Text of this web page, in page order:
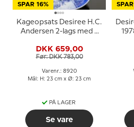
SPAR 16%
Kageopsats Desiree H.C.
Andersen 2-lags med 3
DKK 659,00
Før: DKK 783,00
Varenr.: 8920
Mål: H: 23 cm x Ø: 23 cm
PÅ LAGER
Se vare